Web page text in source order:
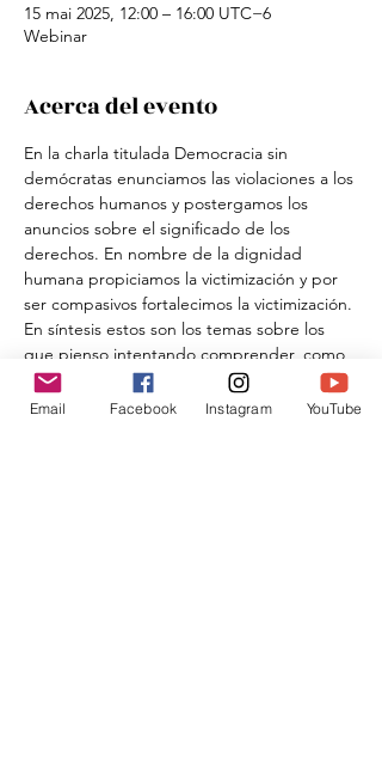
15 mai 2025, 12:00 – 16:00 UTC−6
Webinar
Acerca del evento
En la charla titulada Democracia sin
demócratas enunciamos las violaciones a los
derechos humanos y postergamos los
anuncios sobre el significado de los
derechos. En nombre de la dignidad
humana propiciamos la victimización y por
ser compasivos fortalecimos la victimización.
En síntesis estos son los temas sobre los
que pienso intentando comprender, como
escribió Hannah Arendt, pensar sin muletas.
Email Facebook Instagram YouTube